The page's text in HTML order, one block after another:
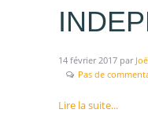
14 février 2017 par
Pas de
Lire la suite...